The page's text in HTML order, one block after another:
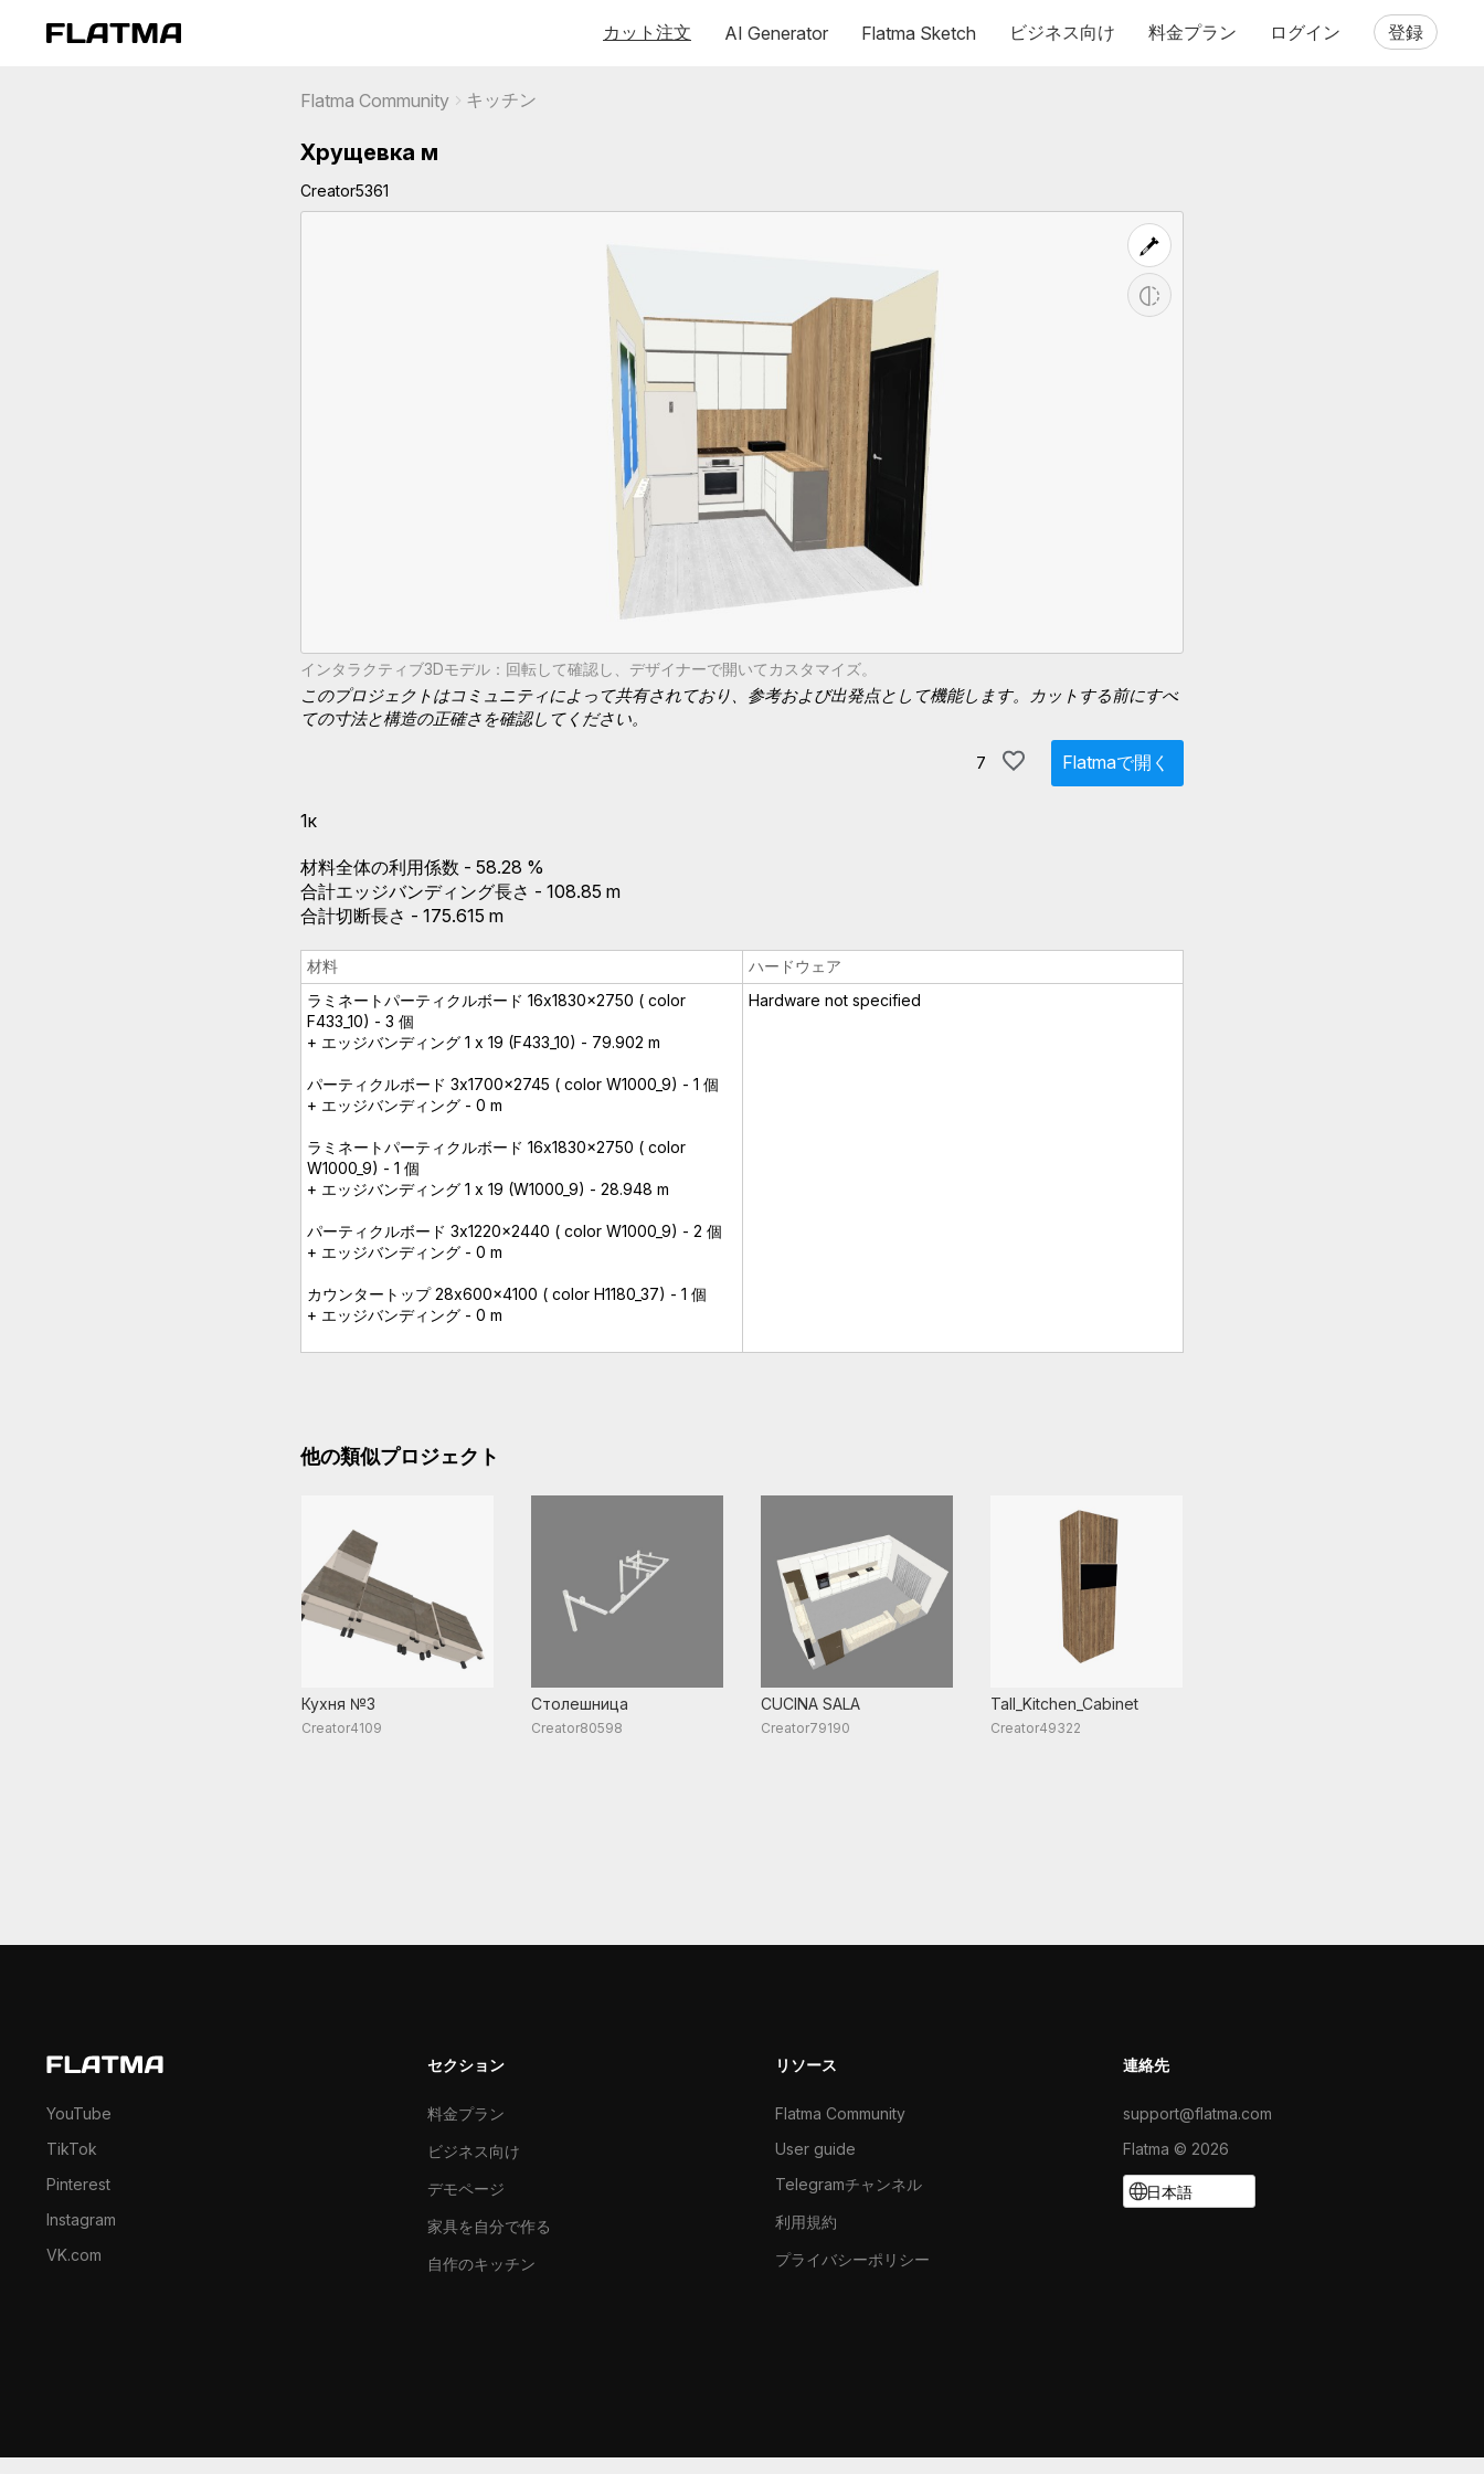
カット注文 AI Generator Flatma Sketch ビジネス向け 料金プラン ログイン 登録
Flatma Community キッチン
Хрущевка м
Creator5361
インタラクティブ3Dモデル：回転して確認し、デザイナーで開いてカスタマイズ。
このプロジェクトはコミュニティによって共有されており、参考および出発点として機能します。カットする前にすべ
ての寸法と構造の正確さを確認してください。
7 Flatmaで開く
1к
材料全体の利用係数 - 58.28 %
合計エッジバンディング長さ - 108.85 m
合計切断長さ - 175.615 m
材料
ハードウェア
ラミネートパーティクルボード 16x1830x2750 ( color
F433_10) - 3 個
+ エッジバンディング 1 x 19 (F433_10) - 79.902 m
パーティクルボード 3x1700x2745 ( color W1000_9) - 1 個
+ エッジバンディング - 0 m
ラミネートパーティクルボード 16x1830x2750 ( color
W1000_9) - 1 個
+ エッジバンディング 1 x 19 (W1000_9) - 28.948 m
パーティクルボード 3x1220x2440 ( color W1000_9) - 2 個
+ エッジバンディング - 0 m
カウンタートップ 28x600x4100 ( color H1180_37) - 1 個
+ エッジバンディング - 0 m
Hardware not specified
他の類似プロジェクト
Кухня №3
Creator4109
Столешница
Creator80598
CUCINA SALA
Creator79190
Tall_Kitchen_Cabinet
Creator49322
YouTube
TikTok
Pinterest
Instagram
VK.com
セクション
料金プラン
ビジネス向け
デモページ
家具を自分で作る
自作のキッチン
リソース
Flatma Community
User guide
Telegramチャンネル
利用規約
プライバシーポリシー
連絡先
support@flatma.com
Flatma © 2026
日本語